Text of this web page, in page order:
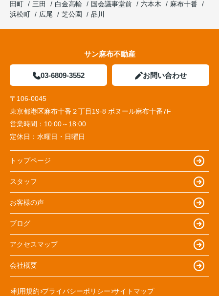
田町
三田 白金高輪 国会議事堂前 六本木
麻布十番
浜松町
広尾 芝公園 品川
サン麻布不動産
03-6809-3552 お問い合わせ
〒106-0045
東京都港区麻布十番２丁目19-8 ボヌール麻布十番7F
営業時間： 10:00～18:00
定休日： 水曜日・日曜日
トップページ
スタッフ
お客様の声
ブログ
アクセスマップ
会社概要
利用規約 プライバシーポリシー サイトマップ